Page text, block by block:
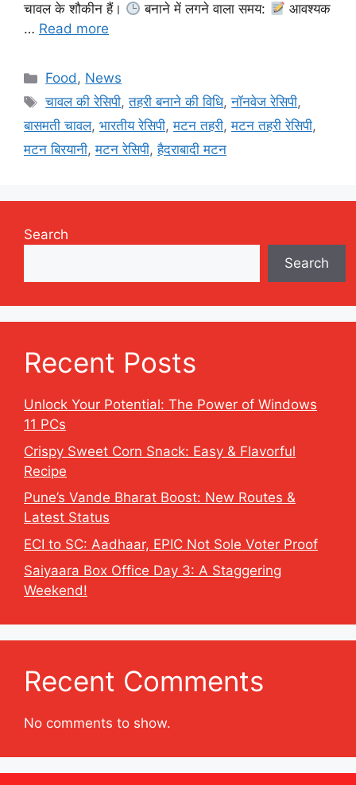
चावल के शौकीन हैं।
बनाने में लगने वाला समय:
आवश्यक
… Read more
Categories
Food, News
Tags
चावल की रेसिपी,तहरी बनाने की विधि,नॉनवेज रेसिपी,
बासमती चावल, भारतीय रेसिपी,मटन तहरी,मटन तहरी रेसिपी,
मटन बिरयानी,मटन रेसिपी,हैदराबादी मटन
Search
Search
Recent Posts
Unlock Your Potential: The Power of Windows
11 PCs
Crispy Sweet Corn Snack: Easy & Flavorful
Recipe
Pune’s Vande Bharat Boost: New Routes &
Latest Status
ECI to SC: Aadhaar, EPIC Not Sole Voter Proof
Saiyaara Box Office Day 3: A Staggering
Weekend!
Recent Comments
No comments to show.